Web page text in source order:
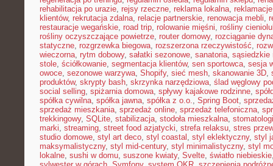
rehabilitacja po urazie, rejsy rzeczne, reklama lokalna, reklamacje
klientów, rekrutacja zdalna, relacje partnerskie, renowacja mebli,
restauracje wegańskie, road trip, rolowanie mięśni, rośliny
rośliny oczyszczające powietrze, router domowy, rozciąganie
statyczne, rozgrzewka biegowa, rozszerzona rzeczywistość,
wieczorna, rytm dobowy, sałatki sezonowe, sanatoria, sąsiedzkie
stole, ściółkowanie, segmentacja klientów, sen sportowca, sesja
owoce, sezonowe warzywa, Shopify, sieć mesh, skanowanie 3D,
produktów, skrypty bash, skrzynka narzędziowa, ślad węglowy
social selling, spiżarnia domowa, spływy kajakowe rodzinne,
spółka cywilna, spółka jawna, spółka z o.o., Spring Boot,
sprzedaż mieszkania, sprzedaż online, sprzedaż telefoniczna,
trekkingowy, SQLite, stabilizacja, stodoła mieszkalna,
marki, streaming, street food azjatycki, strefa relaksu, stres
studio domowe, styl art deco, styl coastal , styl eklektyczny, styl
maksymalistyczny, styl mid-century, styl minimalistyczny, styl
lokalne, sushi w domu, suszone kwiaty, Svelte, światło niebieskie